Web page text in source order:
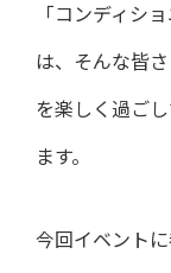
「コンディシ
は、そんな皆
を楽しく過ご
ます。
今回イベント